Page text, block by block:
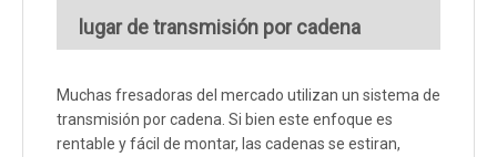
lugar de transmisión por cadena
Muchas fresadoras del mercado utilizan un sistema de
transmisión por cadena. Si bien este enfoque es
rentable y fácil de montar, las cadenas se estiran,